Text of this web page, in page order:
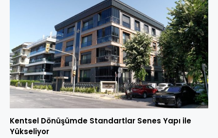
Kentsel Dönüşümde Standartlar Senes Yapı ile
Yükseliyor